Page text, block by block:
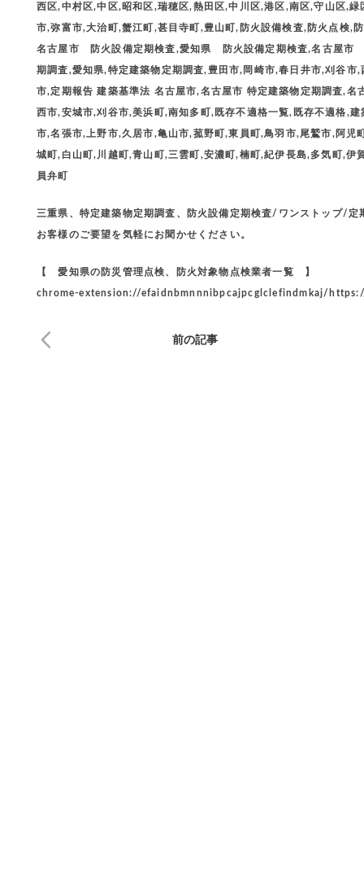
西区,中村区,中区,昭和区,瑞穂区,熱田区,中川区,港区,南区,守山区,
市,弥富市,大治町,蟹江町,甚目寺町,豊山町,防火設備検査,防火点検,
名古屋市 防火設備定期検査,愛知県 防火設備定期検査,名古屋
期調査,愛知県,特定建築物定期調査,豊田市,岡崎市,春日井市,刈谷
市,定期報告 建築基準法 名古屋市,名古屋市 特定建築物定期調査,
西市,安城市,刈谷市,美浜町,南知多町,既存不適格一覧,既存不適格,
市,名張市,上野市,久居市,亀山市,菰野町,東員町,鳥羽市,尾鷲市,阿
城町,白山町,川越町,青山町,三雲町,安濃町,楠町,紀伊長島,多気町,
員弁町
三重県、特定建築物定期調査、防火設備定期検査/ワンストッ
お客様のご要望を気軽にお聞かせください。
【 愛知県の防災管理点検、防火対象物点検業者一覧 】
chrome-extension://efaidnbmnnnibpcajpcglclefindmkaj/
前の記事